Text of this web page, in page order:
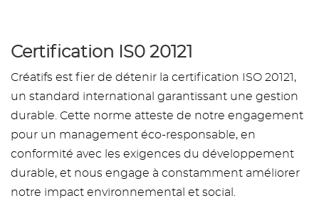
Certification IS0 20121
Créatifs est fier de détenir la certification ISO 20121,
un standard international garantissant une gestion
durable. Cette norme atteste de notre engagement
pour un management éco-responsable, en
conformité avec les exigences du développement
durable, et nous engage à constamment améliorer
notre impact environnemental et social.